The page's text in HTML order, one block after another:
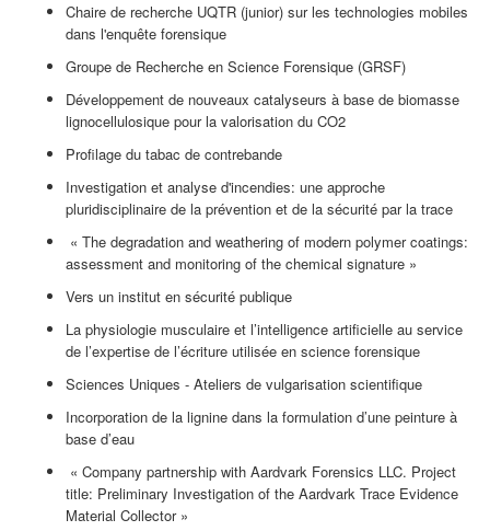
Chaire de recherche UQTR (junior) sur les technologies mobiles
dans l'enquête forensique
Groupe de Recherche en Science Forensique (GRSF)
Développement de nouveaux catalyseurs à base de biomasse
lignocellulosique pour la valorisation du CO2
Profilage du tabac de contrebande
Investigation et analyse d'incendies: une approche
pluridisciplinaire de la prévention et de la sécurité par la trace
« The degradation and weathering of modern polymer coatings:
assessment and monitoring of the chemical signature »
Vers un institut en sécurité publique
La physiologie musculaire et l’intelligence artificielle au service
de l’expertise de l’écriture utilisée en science forensique
Sciences Uniques - Ateliers de vulgarisation scientifique
Incorporation de la lignine dans la formulation d’une peinture à
base d’eau
« Company partnership with Aardvark Forensics LLC. Project
title: Preliminary Investigation of the Aardvark Trace Evidence
Material Collector »